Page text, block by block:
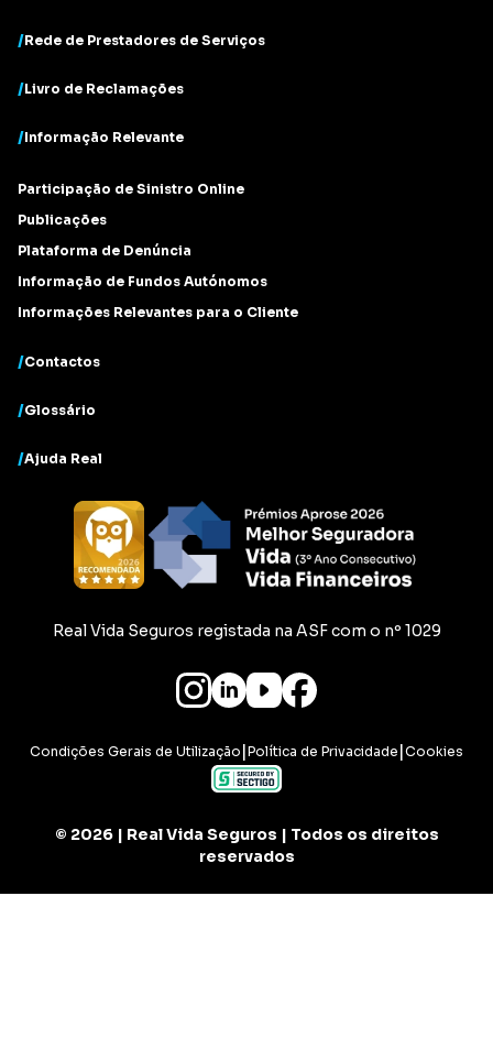
/Informação Relevante
Participação de Sinistro Online
Publicações
Plataforma de Denúncia
Informação de Fundos Autónomos
Informações Relevantes para o Cliente
/Contactos
/Glossário
/Ajuda Real
/Rede de Prestadores de Serviços
/Livro de Reclamações
Real Vida Seguros registada na ASF com o nº 1029
Condições Gerais de Utilização |Política de Privacidade |Cookies
© 2026| Real Vida Seguros | Todos os direitos
reservados